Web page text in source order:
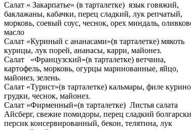
Салат « Закарпатье» (в тарталетке) язык говяжий,
баклажаны, кабачки, перец сладкий, лук репчатый,
морковь, соевый соус, чеснок, орех миндаль,
масло
Салат «Куриный с ананасами»(в тарталетке) мякоть
курицы, лук порей, ананасы, карри, майонез.
Салат «Французский»(в тарталетке) ветчина,
картофель, морковь, огурцы маринованные, яйцо,
майонез, зелень.
Салат «Турист»(в тарталетке) кальмары, филе
грудки, чеснок, майонез.
Салат «Фирменный»(в тарталетке) Листья салата
Айсберг, свежие помидоры, перец сладкий
персик консервированный, бекон, телятина, лук